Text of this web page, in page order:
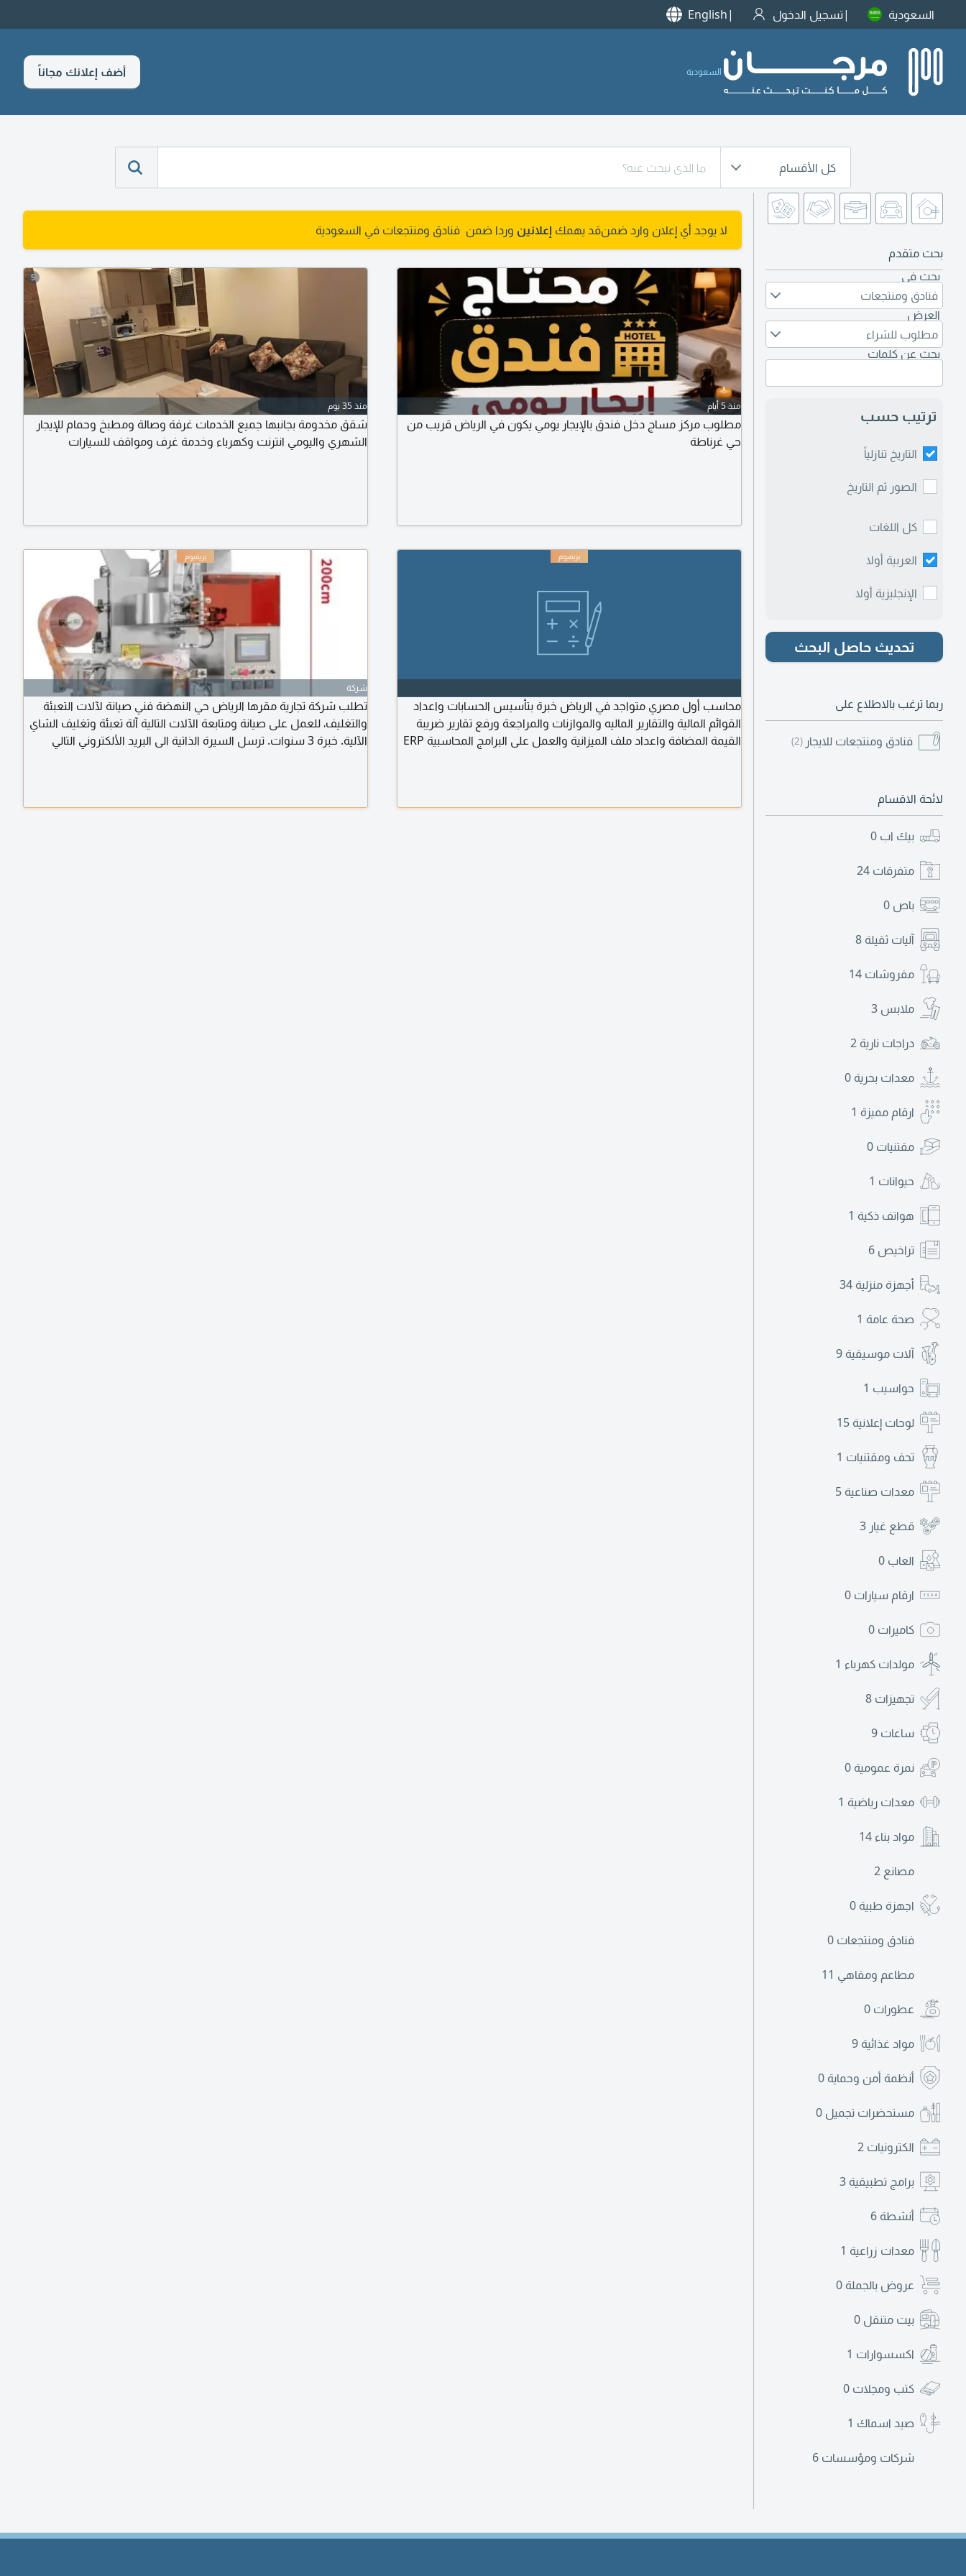
السعودية تسجيل الدخول English
السعودية أضف إعلانك مجاناً
كل الأقسام
بحث متقدم
بحث في
فنادق ومنتجعات
العرض
مطلوب للشراء
بحث عن كلمات
ترتيب حسب
التاريخ تنازلياً
الصور ثم التاريخ
كل اللغات
العربية أولا
الإنجليزية أولا
تحديث حاصل البحث
ربما ترغب بالاطلاع على
فنادق ومنتجعات للايجار (2)
لائحة الاقسام
بيك اب 0
متفرقات 24
باص 0
آليات ثقيلة 8
مفروشات 14
ملابس 3
دراجات نارية 2
معدات بحرية 0
ارقام مميزة 1
مقتنيات 0
حيوانات 1
هواتف ذكية 1
تراخيص 6
أجهزة منزلية 34
صحة عامة 1
آلات موسيقية 9
حواسيب 1
لوحات إعلانية 15
تحف ومقتنيات 1
معدات صناعية 5
قطع غيار 3
العاب 0
ارقام سيارات 0
كاميرات 0
مولدات كهرباء 1
تجهيزات 8
ساعات 9
نمرة عمومية 0
معدات رياضية 1
مواد بناء 14
مصانع 2
اجهزة طبية 0
فنادق ومنتجعات 0
مطاعم ومقاهي 11
عطورات 0
مواد غذائية 9
أنظمة أمن وحماية 0
مستحضرات تجميل 0
الكترونيات 2
برامج تطبيقية 3
أنشطة 6
معدات زراعية 1
عروض بالجملة 0
بيت متنقل 0
اكسسوارات 1
كتب ومجلات 0
صيد اسماك 1
شركات ومؤسسات 6
لا يوجد أي إعلان وارد ضمنقد يهمك إعلانين وردا ضمن فنادق ومنتجعات في السعودية
منذ 5 أيام
مطلوب مركز مساج دخل فندق بالإيجار يومي يكون في الرياض قريب من
حي غرناطة
5
منذ 35 يوم
شقق مخدومة بجانبها جميع الخدمات غرفة وصالة ومطبخ وحمام للإيجار
الشهري واليومي انترنت وكهرباء وخدمة غرف ومواقف للسيارات
محاسب أول مصري متواجد في الرياض خبرة بتأسيس الحسابات واعداد
القوائم المالية والتقارير الماليه والموازنات والمراجعة ورفع تقارير ضريبة
القيمة المضافة واعداد ملف الميزانية والعمل على البرامج المحاسبية ERP
شركة
تطلب شركة تجارية مقرها الرياض حي النهضة فني صيانة لآلات التعبئة
والتغليف، للعمل على صيانة ومتابعة الآلات التالية آلة تعبئة وتغليف الشاي
الآلية. خبرة 3 سنوات. ترسل السيرة الذاتية الى البريد الألكتروني التالي